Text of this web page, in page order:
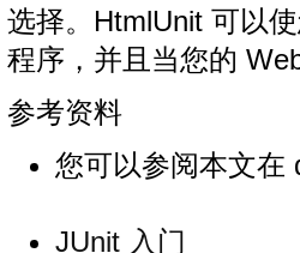
选择。HtmlUnit 可以
程序，并且当您的
参考资料
您可以参阅本文在
JUnit 入门